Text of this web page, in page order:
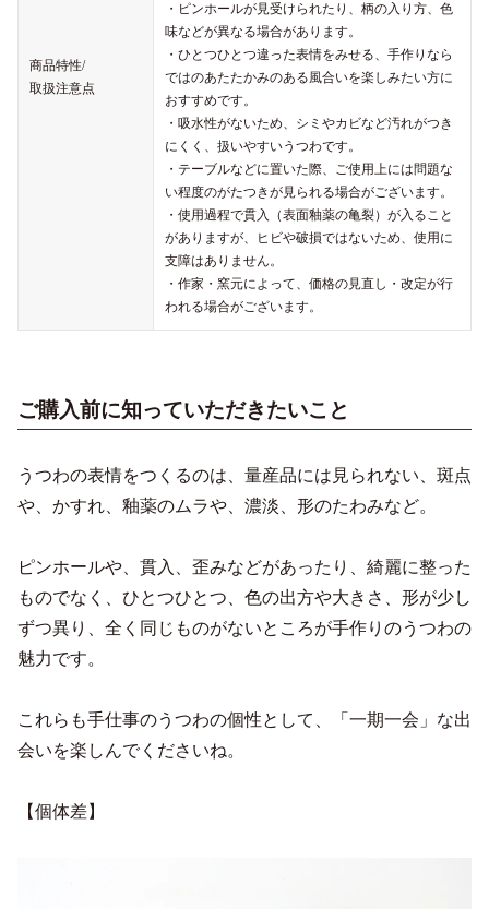
商品特性/
取扱注意点
・ピンホールが見受けられたり、柄の入り方、色
味などが異なる場合があります。
・ひとつひとつ違った表情をみせる、手作りなら
ではのあたたかみのある風合いを楽しみたい方に
おすすめです。
・吸水性がないため、シミやカビなど汚れがつき
にくく、扱いやすいうつわです。
・テーブルなどに置いた際、ご使用上には問題な
い程度のがたつきが見られる場合がございます。
・使用過程で貫入（表面釉薬の亀裂）が入ること
がありますが、ヒビや破損ではないため、使用に
支障はありません。
・作家・窯元によって、価格の見直し・改定が行
われる場合がございます。
ご購入前に知っていただきたいこと
うつわの表情をつくるのは、量産品には見られない、斑点
や、かすれ、釉薬のムラや、濃淡、形のたわみなど。
ピンホールや、貫入、歪みなどがあったり、綺麗に整った
ものでなく、ひとつひとつ、色の出方や大きさ、形が少し
ずつ異り、全く同じものがないところが手作りのうつわの
魅力です。
これらも手仕事のうつわの個性として、「一期一会」な出
会いを楽しんでくださいね。
【個体差】